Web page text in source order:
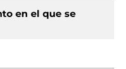
en el que se